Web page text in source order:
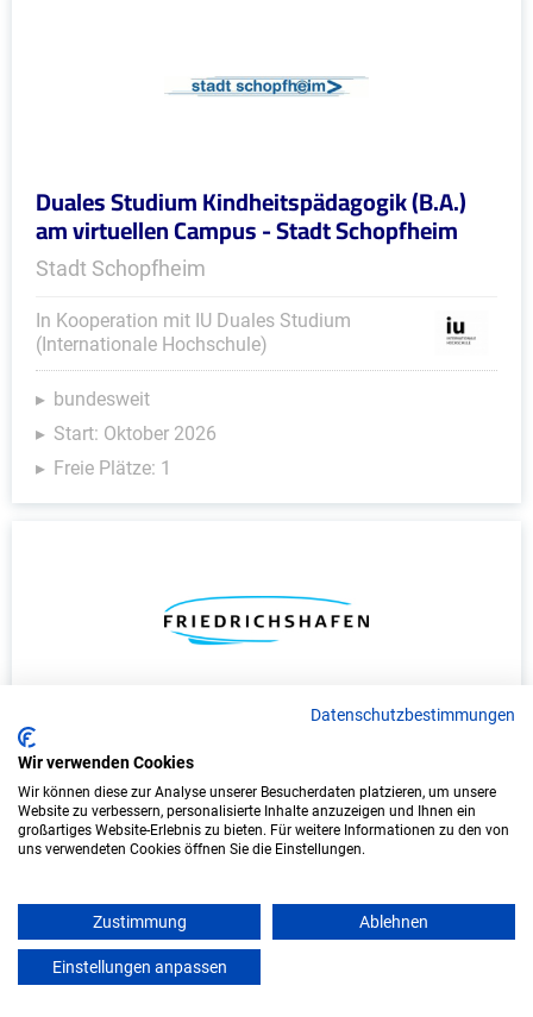
Duales Studium Kindheitspädagogik (B.A.)
am virtuellen Campus - Stadt Schopfheim
Stadt Schopfheim
In Kooperation mit IU Duales Studium
(Internationale Hochschule)
bundesweit
Start: Oktober 2026
Freie Plätze: 1
am virtuellen Campus - Stadt Friedrichshafen
Stadt Friedrichshafen
In Kooperation mit IU Duales Studium
bundesweit
Start: Oktober 2026
Datenschutzbestimmungen
Wir verwenden Cookies
Wir können diese zur Analyse unserer Besucherdaten platzieren, um unsere
Website zu verbessern, personalisierte Inhalte anzuzeigen und Ihnen ein
großartiges Website-Erlebnis zu bieten. Für weitere Informationen zu den von
uns verwendeten Cookies öffnen Sie die Einstellungen.
Zustimmung Ablehnen
Einstellungen anpassen